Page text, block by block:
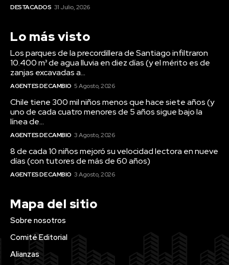
DESTACADOS 31 Julio, 2026
Lo más visto
Los parques de la precordillera de Santiago infiltraron
10.400 m³ de agua lluvia en diez días (y el mérito es de
zanjas excavadas a...
AGENTES DE CAMBIO 5 Agosto, 2026
Chile tiene 300 mil niños menos que hace siete años (y
uno de cada cuatro menores de 5 años sigue bajo la
línea de...
AGENTES DE CAMBIO 3 Agosto, 2026
8 de cada 10 niños mejoró su velocidad lectora en nueve
días (con tutores de más de 60 años)
AGENTES DE CAMBIO 3 Agosto, 2026
Mapa del sitio
Sobre nosotros
Comité Editorial
Alianzas